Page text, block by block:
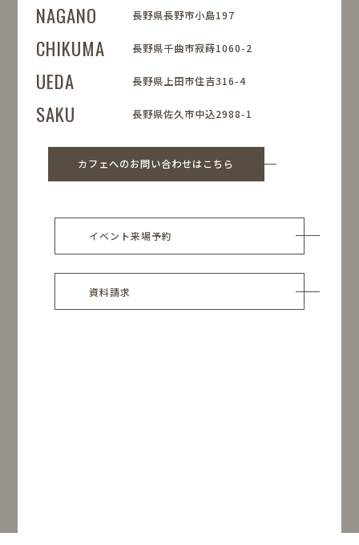
NAGANO 長野県長野市小島197
CHIKUMA 長野県千曲市寂蒔1060-2
UEDA 長野県上田市住吉316-4
SAKU 長野県佐久市中込2988-1
カフェへのお問い合わせはこちら
イベント来場予約
資料請求